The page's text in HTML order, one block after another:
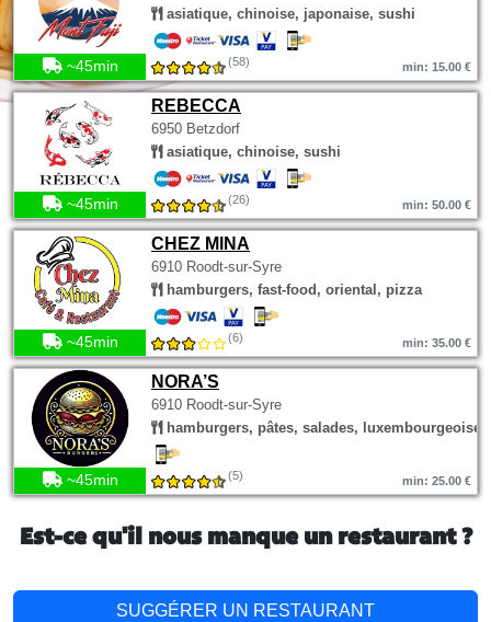
asiatique, chinoise, japonaise, sushi
~45min (58) min: 15.00 €
REBECCA
6950 Betzdorf
asiatique, chinoise, sushi
~45min (26) min: 50.00 €
CHEZ MINA
6910 Roodt-sur-Syre
hamburgers, fast-food, oriental, pizza
~45min (6) min: 35.00 €
NORA’S
6910 Roodt-sur-Syre
hamburgers, pâtes, salades, luxembourgeoise
~45min (5) min: 25.00 €
Est-ce qu'il nous manque un restaurant ?
SUGGÉRER UN RESTAURANT